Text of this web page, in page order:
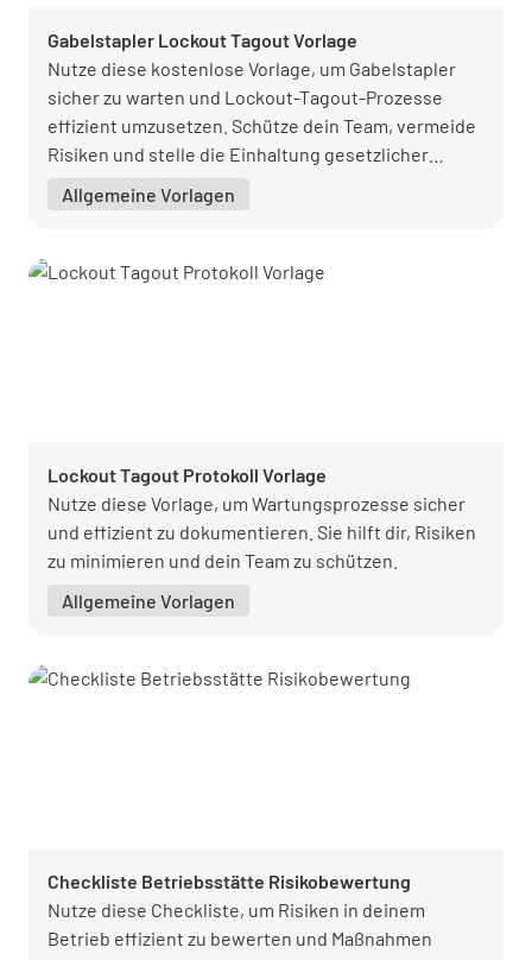
Gabelstapler Lockout Tagout Vorlage
Nutze diese kostenlose Vorlage, um Gabelstapler
sicher zu warten und Lockout-Tagout-Prozesse
effizient umzusetzen. Schütze dein Team, vermeide
Risiken und stelle die Einhaltung gesetzlicher
Allgemeine Vorlagen
Lockout Tagout Protokoll Vorlage
Nutze diese Vorlage, um Wartungsprozesse sicher
und effizient zu dokumentieren. Sie hilft dir, Risiken
zu minimieren und dein Team zu schützen.
Allgemeine Vorlagen
Checkliste Betriebsstätte Risikobewertung
Nutze diese Checkliste, um Risiken in deinem
Betrieb effizient zu bewerten und Maßnahmen